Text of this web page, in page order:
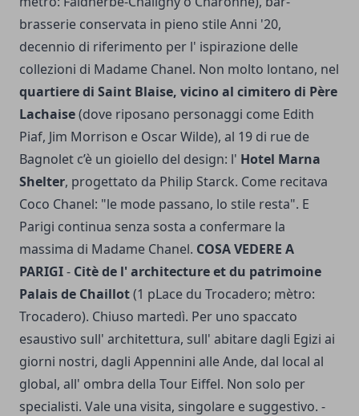
brasserie conservata in pieno stile Anni '20,
decennio di riferimento per l' ispirazione delle
collezioni di Madame Chanel. Non molto lontano, nel
quartiere di Saint Blaise, vicino al cimitero di Père
Lachaise(dove riposano personaggi come Edith
Piaf, Jim Morrison e Oscar Wilde), al 19 di rue de
Bagnolet c’è un gioiello del design: l' Hotel Marna
Shelter, progettato da Philip Starck. Come recitava
Coco Chanel: "le mode passano, lo stile resta". E
Parigi continua senza sosta a confermare la
massima di Madame Chanel. COSA VEDERE A
PARIGI- Citè de l' architecture et du patrimoine
Palais de Chaillot(1 pLace du Trocadero; mètro:
Trocadero). Chiuso martedì. Per uno spaccato
esaustivo sull' architettura, sull' abitare dagli Egizi ai
giorni nostri, dagli Appennini alle Ande, dal local al
global, all' ombra della Tour Eiffel. Non solo per
specialisti. Vale una visita, singolare e suggestivo. -